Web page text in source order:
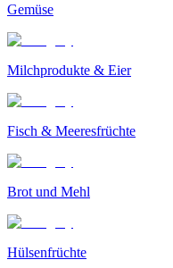
Gemüse
Milchprodukte & Eier
Fisch & Meeresfrüchte
Brot und Mehl
Hülsenfrüchte